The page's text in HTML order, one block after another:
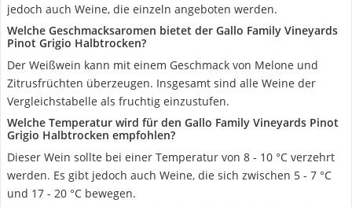
jedoch auch Weine, die einzeln angeboten werden.
Welche Geschmacksaromen bietet der Gallo Family Vineyards
Pinot Grigio Halbtrocken?
Der Weißwein kann mit einem Geschmack von Melone und
Zitrusfrüchten überzeugen. Insgesamt sind alle Weine der
Vergleichstabelle als fruchtig einzustufen.
Welche Temperatur wird für den Gallo Family Vineyards Pinot
Grigio Halbtrocken empfohlen?
Dieser Wein sollte bei einer Temperatur von 8 - 10 °C verzehrt
werden. Es gibt jedoch auch Weine, die sich zwischen 5 - 7 °C
und 17 - 20 °C bewegen.